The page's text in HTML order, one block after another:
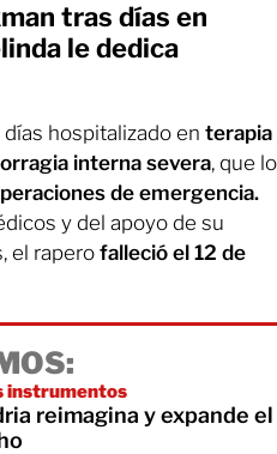
tras días en
le dedica
hospitalizado en terapia
interna severa, que lo
de emergencia.
y del apoyo de su
el rapero falleció el 12 de
instrumentos
reimagina y expande el